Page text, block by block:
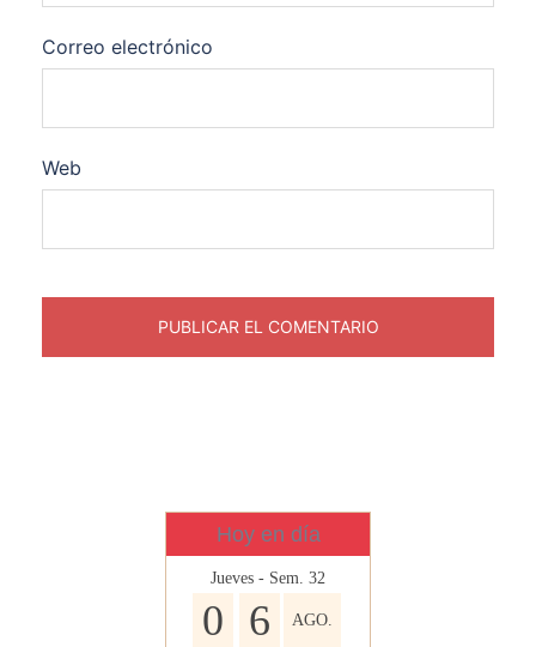
Correo electrónico
Web
Hoy en día
Jueves - Sem. 32
0 6 AGO.